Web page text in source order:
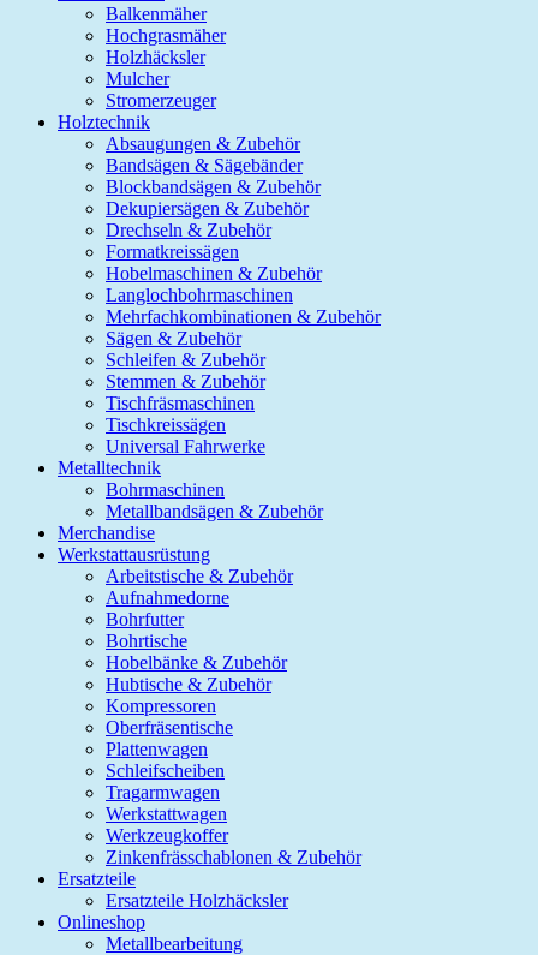
Balkenmäher
Hochgrasmäher
Holzhäcksler
Mulcher
Stromerzeuger
Holztechnik
Absaugungen & Zubehör
Bandsägen & Sägebänder
Blockbandsägen & Zubehör
Dekupiersägen & Zubehör
Drechseln & Zubehör
Formatkreissägen
Hobelmaschinen & Zubehör
Langlochbohrmaschinen
Mehrfachkombinationen & Zubehör
Sägen & Zubehör
Schleifen & Zubehör
Stemmen & Zubehör
Tischfräsmaschinen
Tischkreissägen
Universal Fahrwerke
Metalltechnik
Bohrmaschinen
Metallbandsägen & Zubehör
Merchandise
Werkstattausrüstung
Arbeitstische & Zubehör
Aufnahmedorne
Bohrfutter
Bohrtische
Hobelbänke & Zubehör
Hubtische & Zubehör
Kompressoren
Oberfräsentische
Plattenwagen
Schleifscheiben
Tragarmwagen
Werkstattwagen
Werkzeugkoffer
Zinkenfrässchablonen & Zubehör
Ersatzteile
Ersatzteile Holzhäcksler
Onlineshop
Metallbearbeitung